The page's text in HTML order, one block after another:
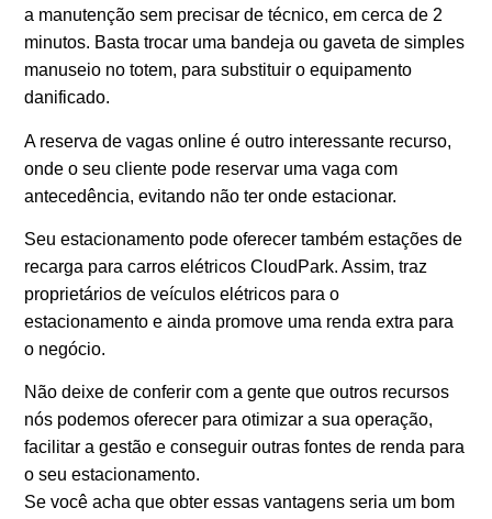
a manutenção sem precisar de técnico, em cerca de 2
minutos. Basta trocar uma bandeja ou gaveta de simples
manuseio no totem, para substituir o equipamento
danificado.
A reserva de vagas online é outro interessante recurso,
onde o seu cliente pode reservar uma vaga com
antecedência, evitando não ter onde estacionar.
Seu estacionamento pode oferecer também estações de
recarga para carros elétricos CloudPark. Assim, traz
proprietários de veículos elétricos para o
estacionamento e ainda promove uma renda extra para
o negócio.
Não deixe de conferir com a gente que outros recursos
nós podemos oferecer para otimizar a sua operação,
facilitar a gestão e conseguir outras fontes de renda para
o seu estacionamento.
Se você acha que obter essas vantagens seria um bom